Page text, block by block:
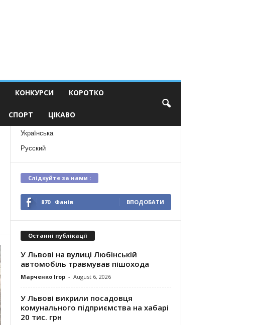
КОНКУРСИ КОРОТКО
СПОРТ ЦІКАВО
Українська
Русский
Слідкуйте за нами :
870 Фанів ВПОДОБАТИ
Останні публікації
У Львові на вулиці Любінській
автомобіль травмував пішохода
Марченко Ігор - August 6, 2026
У Львові викрили посадовця
комунального підприємства на хабарі
20 тис. грн